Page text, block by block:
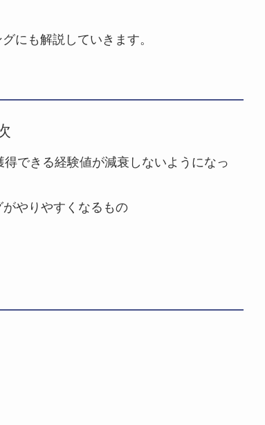
にも解説していきます。
できる経験値が減衰しないようになっ
やりやすくなるもの